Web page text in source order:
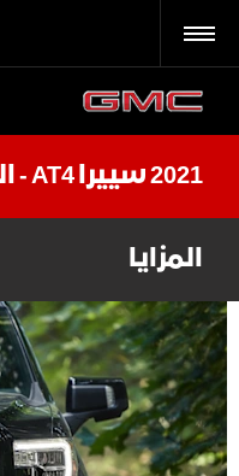
2021 سييرا AT4 - السلامة
المزايا